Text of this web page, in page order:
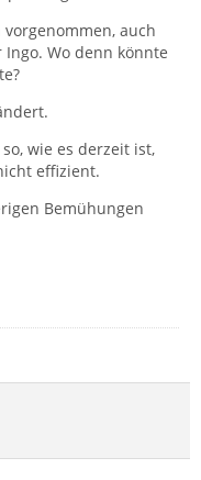
auch
Wo denn könnte
wie es derzeit ist,
effizient.
Bemühungen